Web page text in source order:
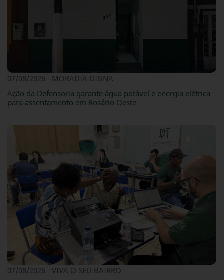
07/08/2026 - MORADIA DIGNA
Ação da Defensoria garante água potável e energia elétrica
para assentamento em Rosário Oeste
07/08/2026 - VIVA O SEU BAIRRO